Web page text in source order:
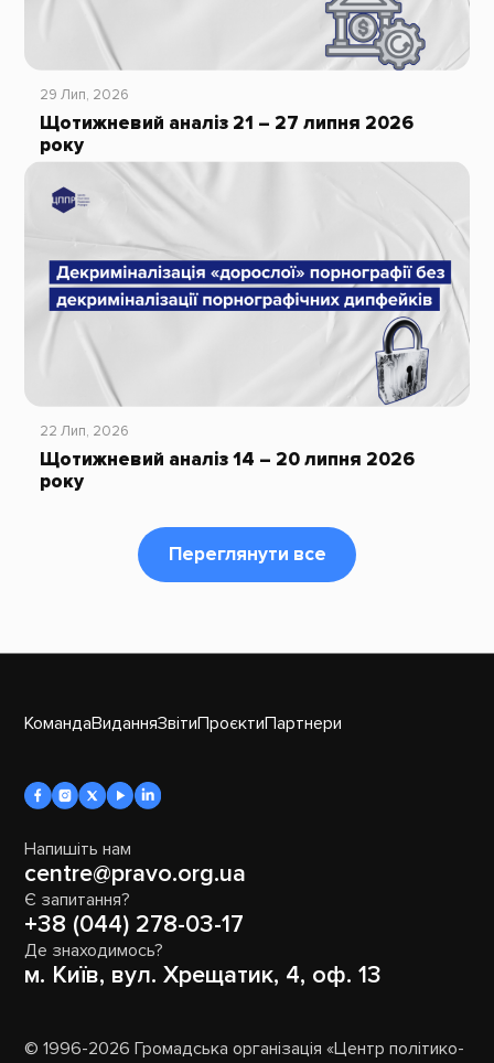
29 Лип, 2026
Щотижневий аналіз 21 – 27 липня 2026
року
22 Лип, 2026
Щотижневий аналіз 14 – 20 липня 2026
року
Переглянути все
КомандаВиданняЗвітиПроєктиПартнери
Напишіть нам
centre@pravo.org.ua
Є запитання?
+38 (044) 278-03-17
Де знаходимось?
м. Київ, вул. Хрещатик, 4, оф. 13
© 1996-2026 Громадська організація «Центр політико-